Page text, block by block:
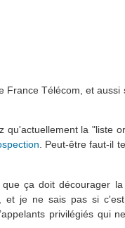
France Télécom, et aussi
qu'actuellement la "liste
. Peut-être faut-il
ça doit décourager
et je ne sais pas si
privilégiés qui